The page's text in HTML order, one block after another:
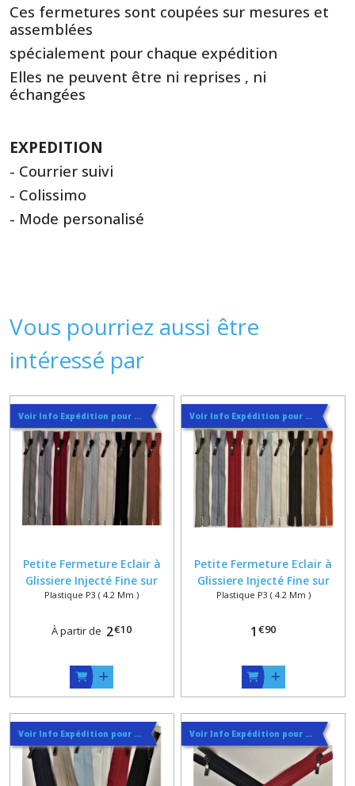
Ces fermetures sont coupées sur mesures et
assemblées
spécialement pour chaque expédition
Elles ne peuvent être ni reprises , ni
échangées
EXPEDITION
- Courrier suivi
- Colissimo
- Mode personalisé
Vous pourriez aussi être
intéressé par
Voir Info Expédition pour Régler les Frais de Port au Meilleur Prix , En haut d'ecran à Droite
Petite Fermeture Eclair à
Glissiere Injecté Fine sur
Mesure Maxi 16 cm / 10
Plastique P3 ( 4.2 Mm )
À partir de 2€10
Voir Info Expédition pour Régler les Frais de Port au Meilleur Prix , En haut d'ecran à Droite
Petite Fermeture Eclair à
Glissiere Injecté Fine sur
Mesure Maxi 14 cm / 10
Plastique P3 ( 4.2 Mm )
1 €90
Voir Info Expédition pour Régler les Frais de Port au Meilleur Prix , En haut d'ecran à Droite Voir Info Expédition pour Régler les Frais de Port au Meilleur Prix , En haut d'ecran à Droite